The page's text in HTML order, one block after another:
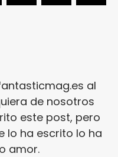
al
de nosotros
este post, pero
lo ha escrito lo ha
amor.